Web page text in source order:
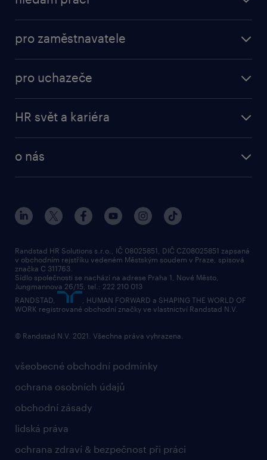
pro zaměstnavatele
pro uchazeče
HR svět a kariéra
o nás
všeobecné obchodní podmínky
ochrana osobních údajů
obchodní zásady
lidská práva
ochrana zdraví & bezpečnost při práci
Randstad HR Solutions s.r.o., IČ 08025851, DIČ CZ08025851 zapsaná
v obchodním rejstříku vedeném Městským soudem v Praze, spisová
značka C 311763.
Sídlo společnosti se nachází na adrese Praha 1, Nové Město,
Jungmannova 26/15, tel.: 222 210 013
RANDSTAD,
, HUMAN FORWARD a SHAPING THE WORLD OF
WORK registrované obchodní značky ve vlastnictví Randstad N.V.
© Randstad N.V. 2021. Všechna práva vyhrazena.